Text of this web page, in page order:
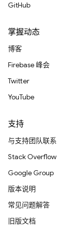
GitHub
掌握动态
博客
Firebase 峰会
Twitter
YouTube
支持
与支持团队联系
Stack Overflow
Google Group
版本说明
常见问题解答
旧版文档